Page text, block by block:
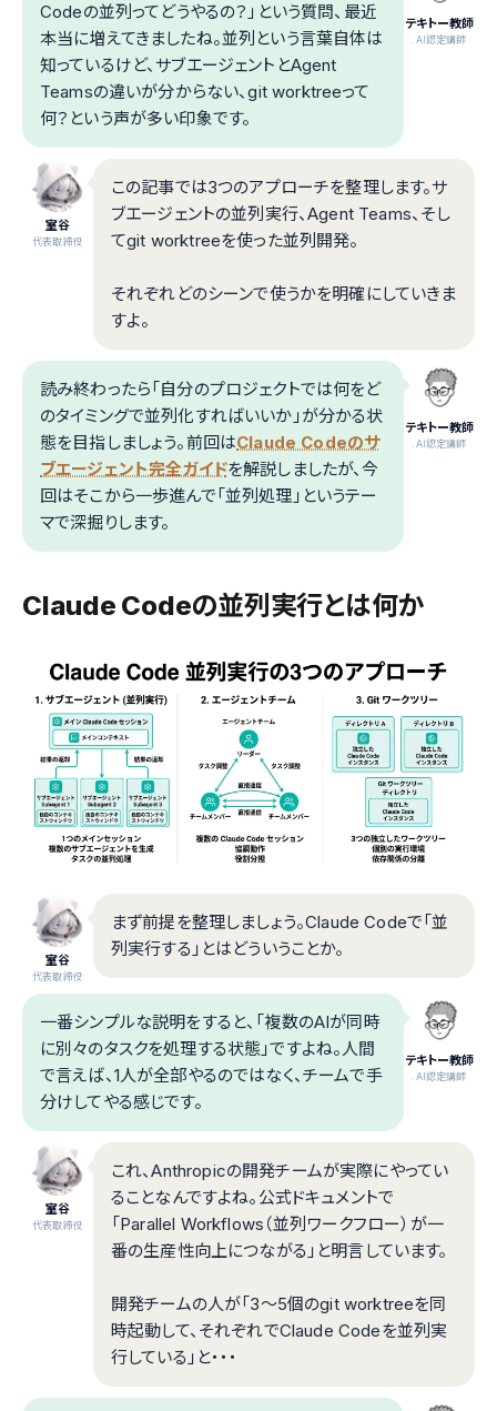
テキトー教師
.AI認定講師
Codeの並列ってどうやるの？」という質問、最近
本当に増えてきましたね。並列という言葉自体は
知っているけど、サブエージェントとAgent
Teamsの違いが分からない、git worktreeって
何？という声が多い印象です。
室谷
代表取締役
この記事では3つのアプローチを整理します。サ
ブエージェントの並列実行、Agent Teams、そし
てgit worktreeを使った並列開発。
それぞれどのシーンで使うかを明確にしていきま
すよ。
テキトー教師
.AI認定講師
読み終わったら「自分のプロジェクトでは何をど
のタイミングで並列化すればいいか」が分かる状
態を目指しましょう。前回はClaude Codeのサ
ブエージェント完全ガイドを解説しましたが、今
回はそこから一歩進んで「並列処理」というテー
マで深掘りします。
Claude Codeの並列実行とは何か
室谷
代表取締役
まず前提を整理しましょう。Claude Codeで「並
列実行する」とはどういうことか。
テキトー教師
.AI認定講師
一番シンプルな説明をすると、「複数のAIが同時
に別々のタスクを処理する状態」ですよね。人間
で言えば、1人が全部やるのではなく、チームで手
分けしてやる感じです。
室谷
代表取締役
これ、Anthropicの開発チームが実際にやってい
ることなんですよね。公式ドキュメントで
「Parallel Workflows（並列ワークフロー）が一
番の生産性向上につながる」と明言しています。
開発チームの人が「3〜5個のgit worktreeを同
時起動して、それぞれでClaude Codeを並列実
行している」と・・・